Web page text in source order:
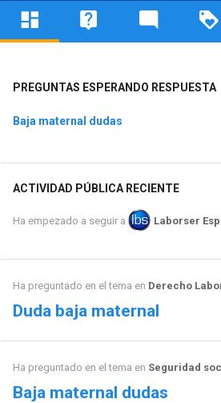
PREGUNTAS ESPERANDO RESPUESTA
Baja maternal dudas
ACTIVIDAD PÚBLICA RECIENTE
Ha empezado a seguir a Laborser
Ha preguntado en el tema en Derecho
Duda baja maternal
Ha preguntado en el tema en Seguridad
Baja maternal dudas